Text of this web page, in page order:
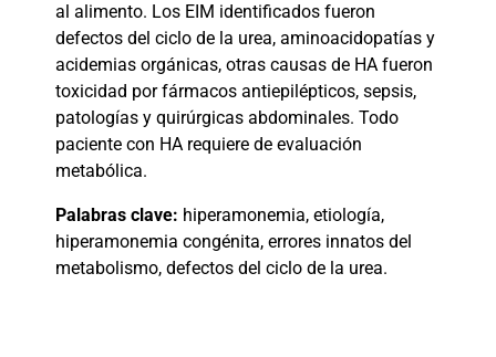
al alimento. Los EIM identificados fueron
defectos del ciclo de la urea, aminoacidopatías y
acidemias orgánicas, otras causas de HA fueron
toxicidad por fármacos antiepilépticos, sepsis,
patologías y quirúrgicas abdominales. Todo
paciente con HA requiere de evaluación
metabólica.
Palabras clave: hiperamonemia, etiología,
hiperamonemia congénita, errores innatos del
metabolismo, defectos del ciclo de la urea.